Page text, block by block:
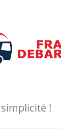
!